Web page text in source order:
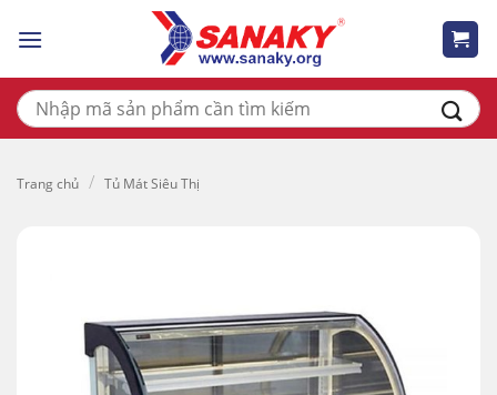
Tìm
kiếm:
Trang chủ / Tủ Mát Siêu Thị